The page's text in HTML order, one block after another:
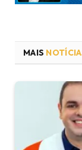
MAIS